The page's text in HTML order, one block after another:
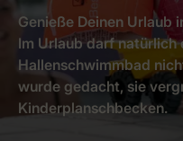
Genieße Deinen Urlaub
Im Urlaub darf natürlich
Hallenschwimmbad
wurde gedacht, sie
Kinderplanschbecken.